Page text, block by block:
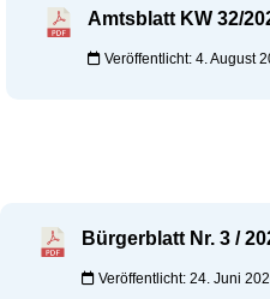
Amtsblatt KW 32/
Veröffentlicht: 4. August
Bürgerblatt Nr. 3 /
Veröffentlicht: 24. Juni